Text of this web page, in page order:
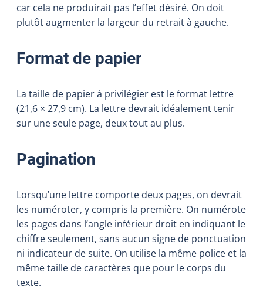
car cela ne produirait pas l’effet désiré. On doit
plutôt augmenter la largeur du retrait à gauche.
Format de papier
La taille de papier à privilégier est le format lettre
(21,6 × 27,9 cm). La lettre devrait idéalement tenir
sur une seule page, deux tout au plus.
Pagination
Lorsqu’une lettre comporte deux pages, on devrait
les numéroter, y compris la première. On numérote
les pages dans l’angle inférieur droit en indiquant le
chiffre seulement, sans aucun signe de ponctuation
ni indicateur de suite. On utilise la même police et la
même taille de caractères que pour le corps du
texte.